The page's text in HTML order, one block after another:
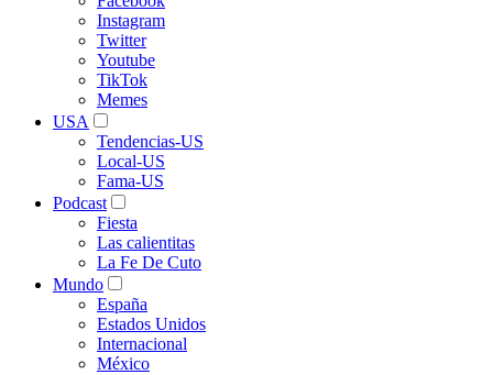
Instagram
Twitter
Youtube
TikTok
Memes
USA
Tendencias-US
Local-US
Fama-US
Podcast
Fiesta
Las calientitas
La Fe De Cuto
Mundo
España
Estados Unidos
Internacional
México